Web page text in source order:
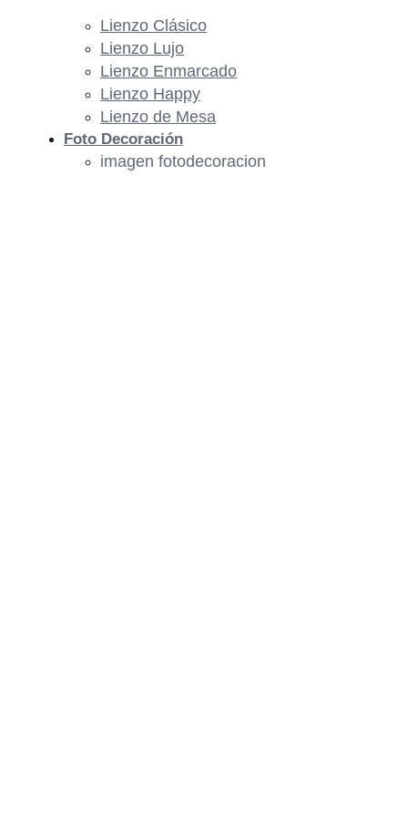
Lienzo Clásico
Lienzo Lujo
Lienzo Enmarcado
Lienzo Happy
Lienzo de Mesa
Foto Decoración
imagen fotodecoracion